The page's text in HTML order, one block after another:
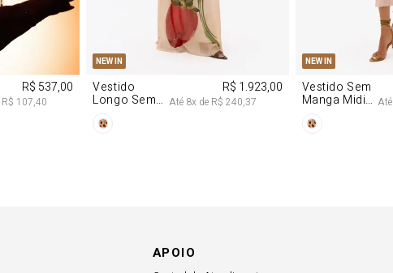
R$ 537,00
R$ 107,40
NEW IN
G
Vestido
Longo Sem
Chiffon
R$ 1.923,00
Até 8x de R$ 240,37
NEW IN
PP
Vestido Sem
Manga Midi
Morango
Até
APOIO